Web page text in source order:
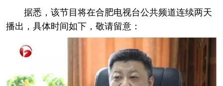
据悉，该节目将在合肥电视台公共频道连续两天
播出，具体时间如下，敬请留意：